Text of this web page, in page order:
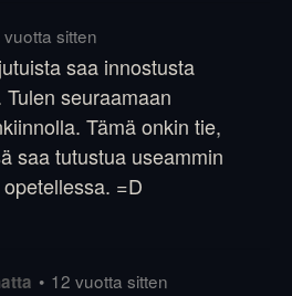
vuotta sitten
saa innostusta
seuraamaan
Tämä onkin tie,
saa tutustua useammin
=D
• 12 vuotta sitten